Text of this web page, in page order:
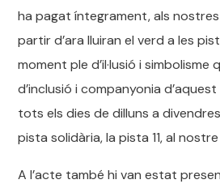
ha pagat íntegrament, als
partir d’ara lluiran el verd a les
moment ple d’il·lusió i
d’inclusió i companyonia
tots els dies de dilluns a
pista solidària, la pista 11, al
A l’acte també hi van estat